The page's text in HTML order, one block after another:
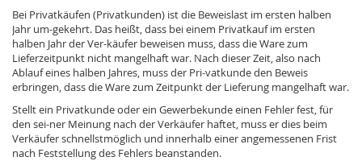
Bei Privatkäufen (Privatkunden) ist die Beweislast im ersten halben
Jahr um-gekehrt. Das heißt, dass bei einem Privatkauf im ersten
halben Jahr der Ver-käufer beweisen muss, dass die Ware zum
Lieferzeitpunkt nicht mangelhaft war. Nach dieser Zeit, also nach
Ablauf eines halben Jahres, muss der Pri-vatkunde den Beweis
erbringen, dass die Ware zum Zeitpunkt der Lieferung mangelhaft war.
Stellt ein Privatkunde oder ein Gewerbekunde einen Fehler fest, für
den sei-ner Meinung nach der Verkäufer haftet, muss er dies beim
Verkäufer schnellstmöglich und innerhalb einer angemessenen Frist
nach Feststellung des Fehlers beanstanden.